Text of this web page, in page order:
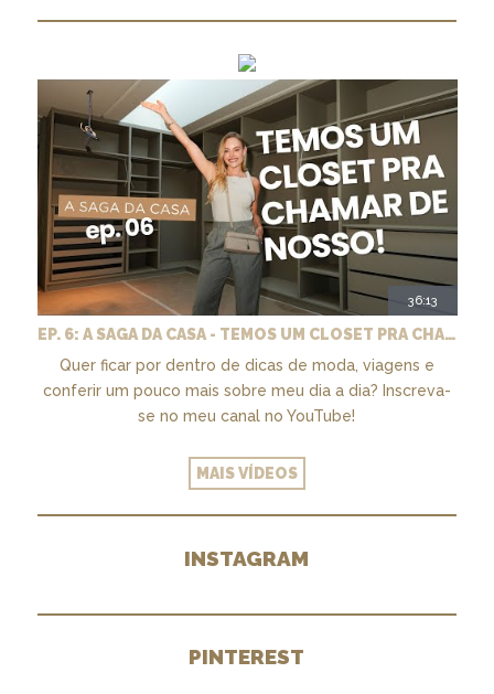
36:13
EP. 6: A SAGA DA CASA - TEMOS UM CLOSET PRA CHAMAR DE NOSSO + MARCENARIA E PAISAGISMO
Quer ficar por dentro de dicas de moda, viagens e
conferir um pouco mais sobre meu dia a dia? Inscreva-
se no meu canal no YouTube!
MAIS VÍDEOS
INSTAGRAM
PINTEREST